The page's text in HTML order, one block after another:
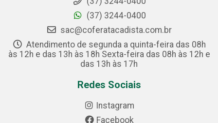
(37) 3244-0400
sac@coferatacadista.com.br
Atendimento de segunda a quinta-feira das 08h
às 12h e das 13h às 18h Sexta-feira das 08h às 12h e
das 13h às 17h
Redes Sociais
Instagram
Facebook